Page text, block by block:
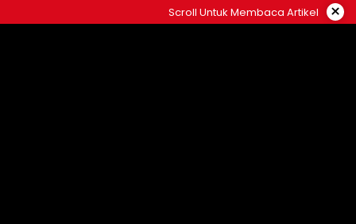
to
Scroll Untuk Membaca Artikel ×